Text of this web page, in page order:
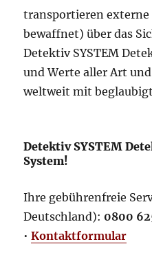
transportieren externe
bewaffnet) über das
Detektiv SYSTEM
und Werte aller Art
weltweit mit
Detektiv SYSTEM
System!
Ihre gebührenfreie
Deutschland): 0800
•Kontaktformular